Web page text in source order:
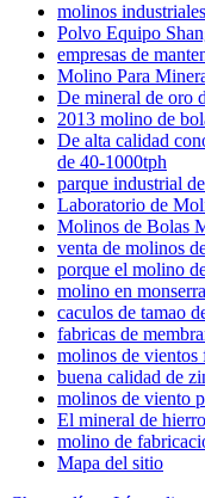
molinos
Polvo Equipo
empresas de
Molino Para
De mineral de oro
2013 molino de
De alta calidad
de 40-1000tph
parque industrial
Laboratorio de
Molinos de Bolas
venta de molinos
porque el molino
molino en
caculos de tamao
fabricas de
molinos de vientos
buena calidad de
molinos de viento
El mineral de
molino de
Mapa del sitio